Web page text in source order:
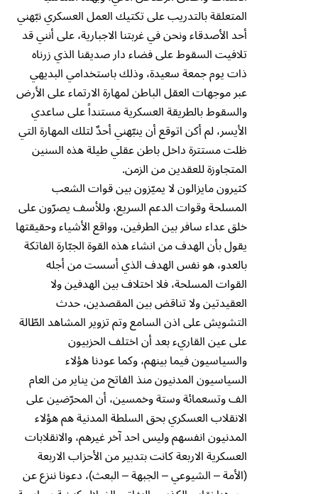
المتعلقة بالتدريب على تكتيك العمل العسكري نبّهني
أحد الأصدقاء ونحن في غربتنا الاجبارية، على أنني قد
تلافيت السقوط على فضاء دار صديقنا الذي زرناه
ذات يوم جمعة سعيدة، وذلك باستخدامي البديهي
عبر موجهات العقل الباطن لمهارة الارتماء على الأرض
والسقوط بالطريقة العسكرية مستنداً على ساعدي
الأيسر، لم أكن اتوقع أن ينبّهني أحدٌ لتلك المهارة التي
ظلت مستترة داخل باطن عقلي طيلة هذه السنين
المتجاوزة للعقدين من الزمن.
كثيرون مايزالون لا يميّزون بين قوات الشعب
المسلحة وقوات الدعم السريع، وللأسف يصرّون على
خلق عداء سافر بين الطرفين، وواقع الأشياء وحقيقتها
يقول بأن الهدف من انشاء هذه القوة الجبّارة الفاتكة
بالعدو، هو نفس الهدف الذي أسست من أجله
القوات المسلحة، فلا اختلاف بين الهدفين ولا
العقيدتين ولا تناقض بين المقصدين، حدث
التشويش على اذن السامع وتم تزوير المشاهد الطّالة
على عين القاريء بعد أن اختلف الحزبيون
والسياسيون فيما بينهم، وكما عودنا هؤلاء
السياسيون المدنيون منذ الفاتح من يناير من العام
الف وتسعمائة وستة وخمسين، أن المحرّضين على
الانقلاب العسكري بحق السلطة المدنية هم هؤلاء
المدنيون انفسهم وليس احد آخر غيرهم، والانقلابات
العسكرية الاربعة كانت بتدبير من الأحزاب الاربعة
(الأمة – الشيوعي – الجبهة – البعث)، دعونا ننزع عن